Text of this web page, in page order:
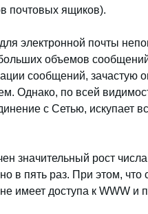
почтовых ящиков).
электронной почты
объемов
сообщений, зачастую
Однако, по всей
с Сетью, искупает
значительный рост
в пять раз. При этом,
имеет доступа к WWW и